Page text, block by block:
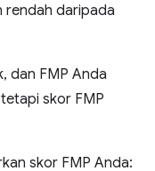
rendah daripada
dan FMP Anda
skor FMP
skor FMP Anda: